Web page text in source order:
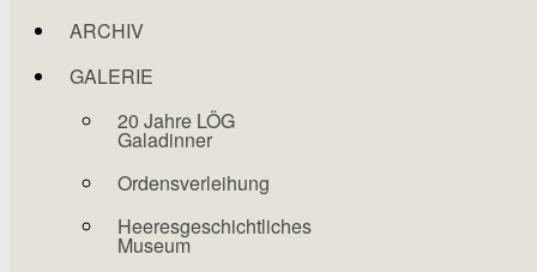
ARCHIV
GALERIE
20 Jahre LÖG
Galadinner
Ordensverleihung
Heeresgeschichtliches
Museum